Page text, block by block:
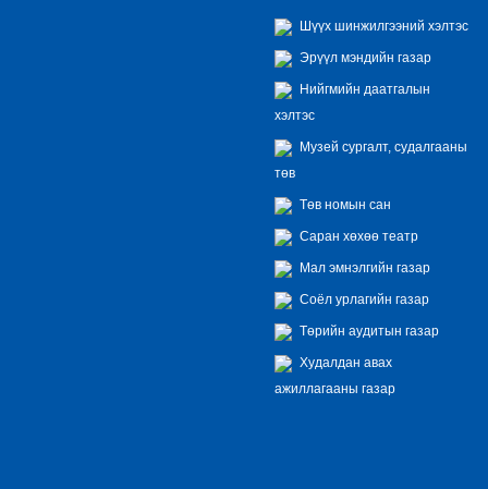
Шүүх шинжилгээний хэлтэс
Эрүүл мэндийн газар
Нийгмийн даатгалын
хэлтэс
Музей сургалт, судалгааны
төв
Төв номын сан
Саран хөхөө театр
Мал эмнэлгийн газар
Соёл урлагийн газар
Төрийн аудитын газар
Худалдан авах
ажиллагааны газар